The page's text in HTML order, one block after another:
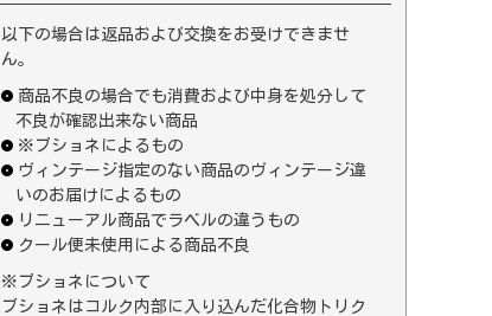
以下の場合は返品および交換をお受けできませ
ん。
商品不良の場合でも消費および中身を処分して
不良が確認出来ない商品
※ブショネによるもの
ヴィンテージ指定のない商品のヴィンテージ違
いのお届けによるもの
リニューアル商品でラベルの違うもの
クール便未使用による商品不良
※ブショネについて
ブショネはコルク内部に入り込んだ化合物トリク